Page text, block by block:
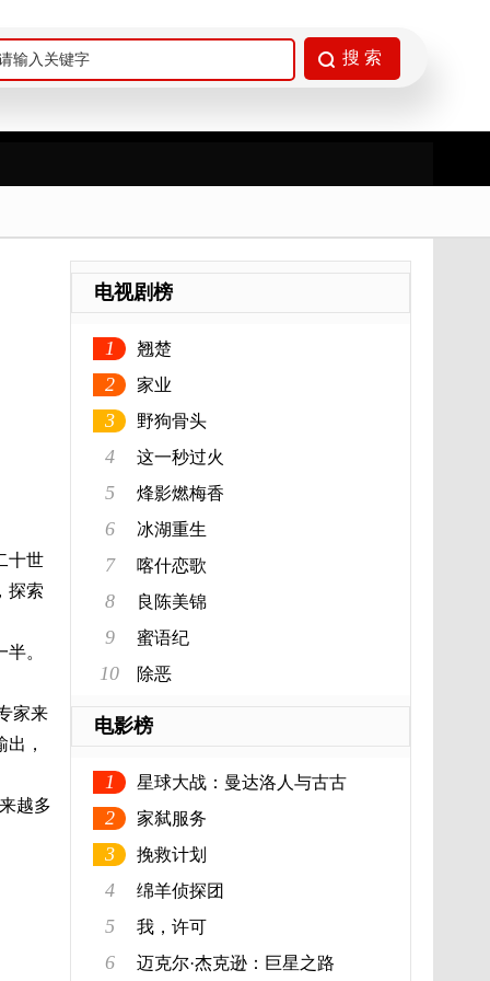
十世
探索
。
家来
，
越多
电视剧榜
1 翘楚
2 家业
3 野狗骨头
4 这一秒过火
5 烽影燃梅香
6 冰湖重生
7 喀什恋歌
8 良陈美锦
9 蜜语纪
10 除恶
电影榜
1 星球大战：曼达洛人与古古
2 家弑服务
3 挽救计划
4 绵羊侦探团
5 我，许可
6 迈克尔·杰克逊：巨星之路